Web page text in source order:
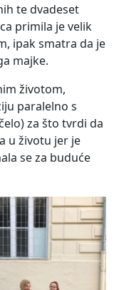
te dvadeset
primila je velik
ipak smatra da je
majke.
životom,
paralelno s
za što tvrdi da
u životu jer je
se za buduće